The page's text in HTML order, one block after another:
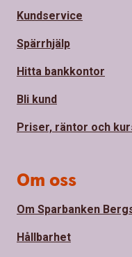
Kundservice
Spärrhjälp
Hitta bankkontor
Bli kund
Priser, räntor och
Om oss
Om Sparbanken
Hållbarhet